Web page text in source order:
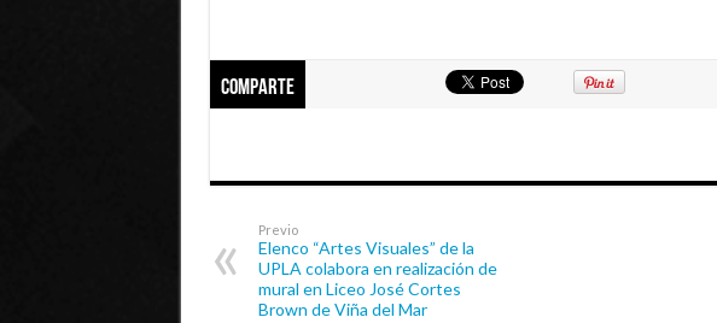
Comparte
Previo
Elenco “Artes Visuales” de la
UPLA colabora en realización de
mural en Liceo José Cortes
Brown de Viña del Mar